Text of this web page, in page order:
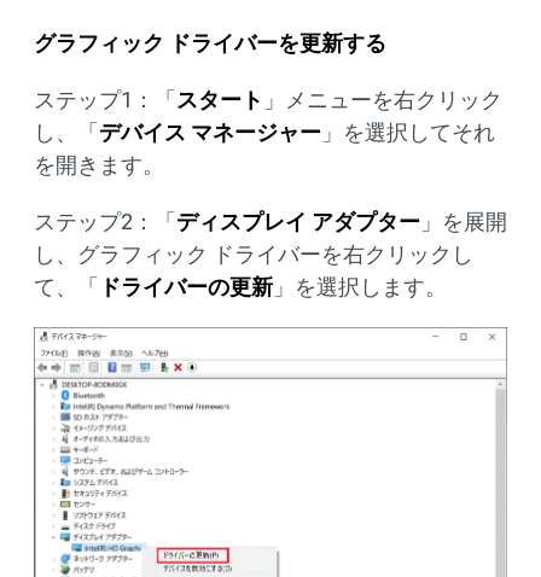
グラフィック ドライバーを更新する
ステップ1：「 スタート 」メニューを右クリック
し、「 デバイス マネージャー 」を選択してそれ
を開きます。
ステップ2：「 ディスプレイ アダプター 」を展開
し、グラフィック ドライバーを右クリックし
て、「 ドライバーの更新 」を選択します。